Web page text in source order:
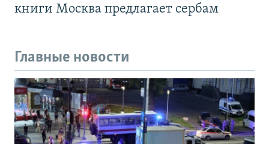
книги Москва предлагает сербам
Главные новости